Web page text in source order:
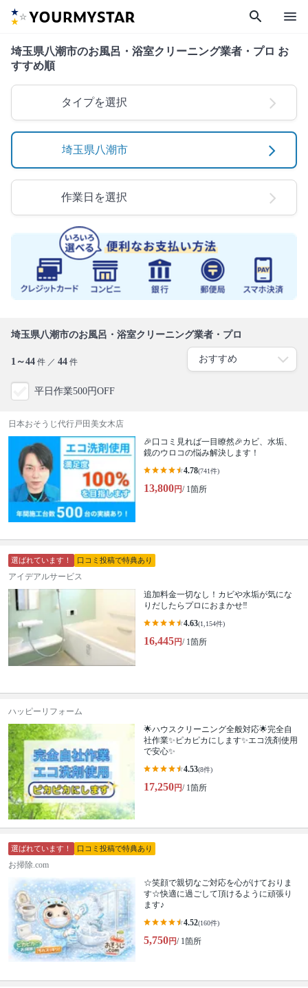
search menu
埼玉県八潮市のお風呂・浴室クリーニング業者・プロ お
すすめ順
タイプを選択
埼玉県八潮市
作業日を選択
埼玉県八潮市のお風呂・浴室クリーニング業者・プロ
1～44 件 ／ 44 件
平日作業500円OFF
日本おそうじ代行戸田美女木店
🎉口コミ見れば一目瞭然🎉カビ、水垢、
鏡のウロコの悩み解決します！
4.78(741件)
13,800円/ 1箇所
選ばれています！ 口コミ投稿で特典あり
アイデアルサービス
追加料金一切なし！カビや水垢が気にな
りだしたらプロにおまかせ‼︎
4.63(1,154件)
16,445円/ 1箇所
ハッピーリフォーム
🌟ハウスクリーニング全般対応🌟完全自
社作業✨️ピカピカにします✨️エコ洗剤使用
で安心✨
4.53(8件)
17,250円/ 1箇所
選ばれています！ 口コミ投稿で特典あり
お掃除.com
☆笑顔で親切なご対応を心がけておりま
す☆快適に過ごして頂けるように頑張り
ます♪
4.52(160件)
5,750円/ 1箇所